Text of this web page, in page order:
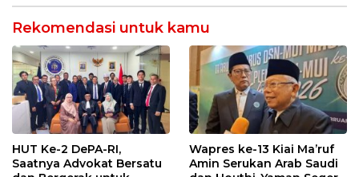
Alasannya?
Rekomendasi untuk kamu
HUT Ke-2 DePA-RI,
Saatnya Advokat Bersatu
Wapres ke-13 Kiai Ma’ruf
Amin Serukan Arab Saudi